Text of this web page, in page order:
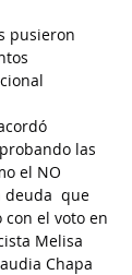
pusieron
las
el NO
que
el voto en
Melisa
Chapa